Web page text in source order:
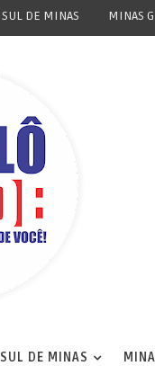
SUL DE MINAS MINAS
SUL DE MINAS